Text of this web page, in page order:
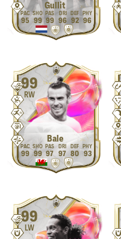
Gullit
95 99 99 96 92 96
99
RW
Bale
99 99 97 97 80 93
99
LW